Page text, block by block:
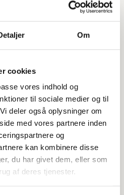
Om
cookies
vores indhold og
til sociale medier og til
deler også oplysninger om
med vores partnere inden
og
kan kombinere disse
du har givet dem, eller som
af deres tjenester.
Kombineret med gratis fragt på
Light køkkenarmatur - bestil i dag
,Børstet Sortkrom,Kobber,Krom,